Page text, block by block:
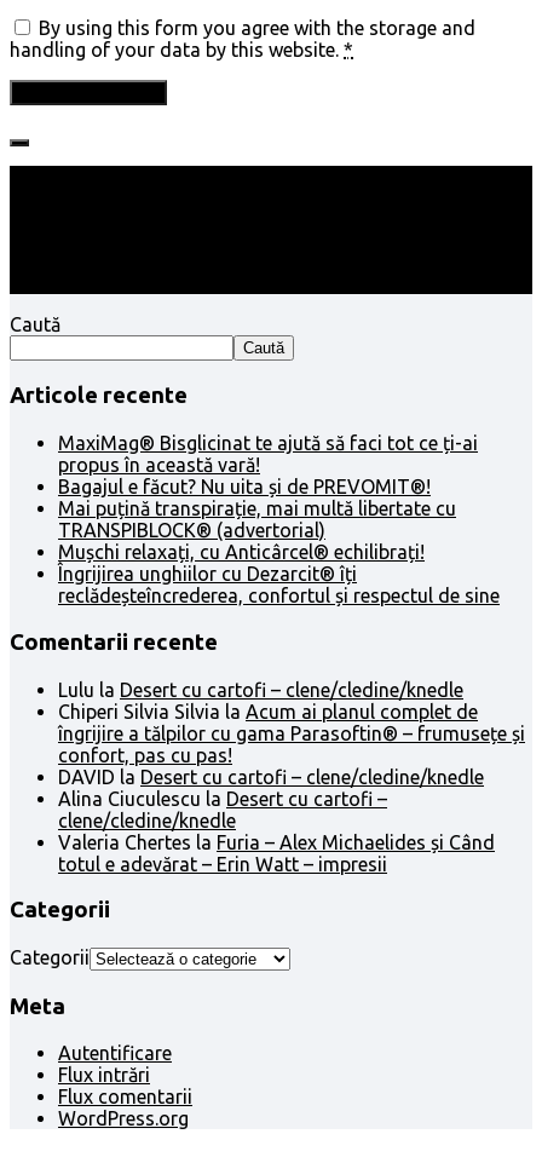
By using this form you agree with the storage and
handling of your data by this website. *
Caută
Caută
Articole recente
MaxiMag® Bisglicinat te ajută să faci tot ce ți-ai
propus în această vară!
Bagajul e făcut? Nu uita și de PREVOMIT®!
Mai puțină transpirație, mai multă libertate cu
TRANSPIBLOCK® (advertorial)
Mușchi relaxați, cu Anticârcel® echilibrați!
Îngrijirea unghiilor cu Dezarcit® îți
reclădeșteîncrederea, confortul și respectul de sine
Comentarii recente
Lulu la Desert cu cartofi – clene/cledine/knedle
Chiperi Silvia Silvia la Acum ai planul complet de
îngrijire a tălpilor cu gama Parasoftin® – frumusețe și
confort, pas cu pas!
DAVID la Desert cu cartofi – clene/cledine/knedle
Alina Ciuculescu la Desert cu cartofi –
clene/cledine/knedle
Valeria Chertes la Furia – Alex Michaelides și Când
totul e adevărat – Erin Watt – impresii
Categorii
Categorii
Meta
Autentificare
Flux intrări
Flux comentarii
WordPress.org